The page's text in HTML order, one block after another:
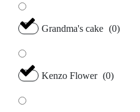
Grandma's cake (0)
Kenzo Flower (0)